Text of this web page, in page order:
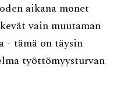
aikana monet
vain muutaman
- tämä on täysin
työttömyysturvan